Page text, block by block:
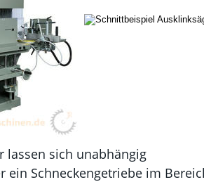
lassen sich unabhängig
ein Schneckengetriebe im